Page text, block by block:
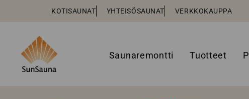
KOTISAUNAT YHTEISÖSAUNAT VERKKOKAUPPA
Saunaremontti Tuotteet